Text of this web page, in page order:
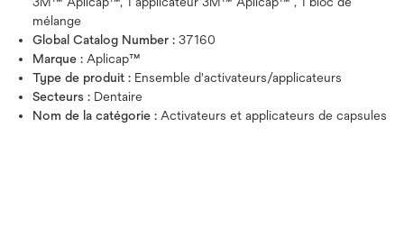
mélange
Global Catalog Number : 37160
Marque : Aplicap™
Type de produit : Ensemble d'activateurs/applicateurs
Secteurs : Dentaire
Nom de la catégorie : Activateurs et applicateurs de capsules